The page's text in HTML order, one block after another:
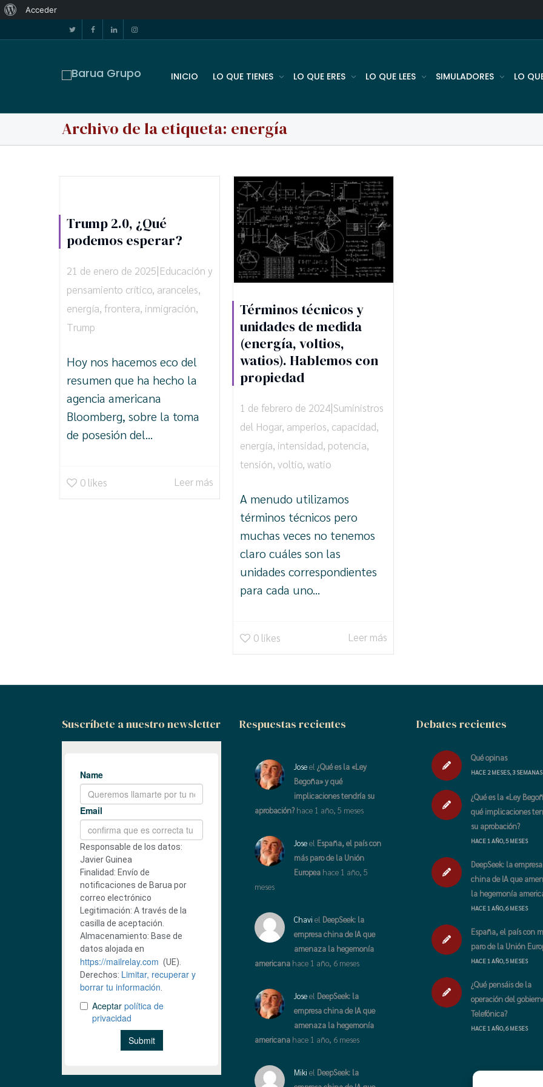
Acceder
INICIO LO QUE TIENES LO QUE ERES LO QUE LEES SIMULADORES LO
Archivo de la etiqueta: energía
Trump 2.0, ¿Qué
podemos esperar?
21 de enero de 2025|Educación y
pensamiento crítico, aranceles,
energía, frontera, inmigración,
Trump
Hoy nos hacemos eco del
resumen que ha hecho la
agencia americana
Bloomberg, sobre la toma
de posesión del...
0 likes Leer más
Términos técnicos y
unidades de medida
(energía, voltios,
watios). Hablemos con
propiedad
1 de febrero de 2024|Suministros
del Hogar, amperios, capacidad,
energía, intensidad, potencia,
tensión,voltio,watio
A menudo utilizamos
términos técnicos pero
muchas veces no tenemos
claro cuáles son las
unidades correspondientes
para cada uno...
0 likes Leer más
Suscríbete a nuestro newsletter Respuestas recientes
Joseel ¿Qué es la «Ley
Begoña» y qué
implicaciones tendría su
aprobación? hace 1 año, 5 meses
Joseel España, el país con
más paro de la Unión
Europea hace 1 año, 5
meses
Chavi el DeepSeek: la
empresa china de IA que
amenaza la hegemonía
americana hace 1 año, 6 meses
Joseel DeepSeek: la
empresa china de IA que
amenaza la hegemonía
americana hace 1 año, 6 meses
Miki el DeepSeek: la
Debates recientes
Qué opinas
HACE 2 MESES, 3 SEMANAS
¿Qué es la «Ley
qué implicaciones
su aprobación?
HACE 1 AÑO, 5 MESES
DeepSeek: la empresa
china de IA que
la hegemonía
HACE 1 AÑO, 6 MESES
España, el país con
paro de la Unión
HACE 1 AÑO, 5 MESES
¿Qué pensáis de la
operación del
Telefónica?
HACE 1 AÑO, 6 MESES